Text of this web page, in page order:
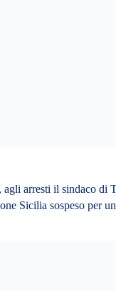
agli arresti il sindaco di
Sicilia sospeso per